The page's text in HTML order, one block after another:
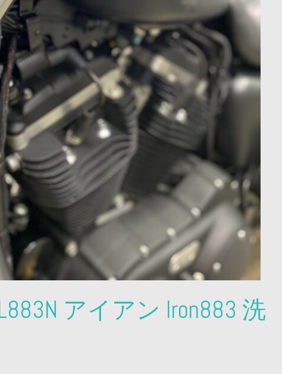
アイアン Iron883 洗